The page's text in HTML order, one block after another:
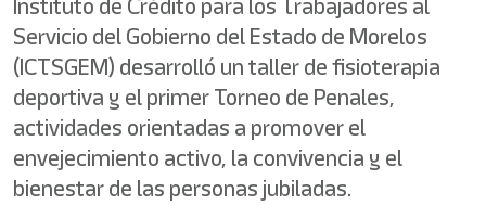
Servicio del Gobierno del Estado de Morelos
(ICTSGEM) desarrolló un taller de fisioterapia
deportiva y el primer Torneo de Penales,
actividades orientadas a promover el
envejecimiento activo, la convivencia y el
bienestar de las personas jubiladas.